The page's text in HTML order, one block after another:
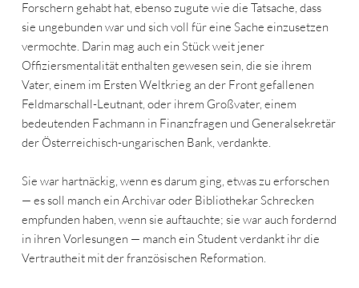
Forschern gehabt hat, ebenso zugute wie die Tatsache, dass
sie ungebunden war und sich voll für eine Sache einzusetzen
vermochte. Darin mag auch ein Stück weit jener
Offiziersmentalität enthalten gewesen sein, die sie ihrem
Vater, einem im Ersten Weltkrieg an der Front gefallenen
Feldmarschall-Leutnant, oder ihrem Großvater, einem
bedeutenden Fachmann in Finanzfragen und Generalsekretär
der Österreichisch-ungarischen Bank, verdankte.
Sie war hartnäckig, wenn es darum ging, etwas zu erforschen
— es soll manch ein Archivar oder Bibliothekar Schrecken
empfunden haben, wenn sie auftauchte; sie war auch fordernd
in ihren Vorlesungen — manch ein Student verdankt ihr die
Vertrautheit mit der französischen Reformation.